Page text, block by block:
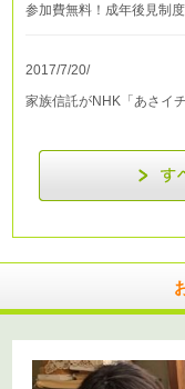
参加費無料！成年後見制
2017/7/20/
家族信託がNHK「あさイ